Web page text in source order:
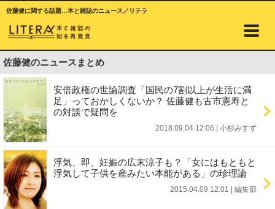
佐藤健に関する話題…本と雑誌のニュース／リテラ
佐藤健のニュースまとめ
安倍政権の世論調査「国民の7割以上が生活に満
足」っておかしくないか？ 佐藤健も古市憲寿と
の対談で疑問を
2018.09.04 12:06 小杉みすず
浮気、即、妊娠の広末涼子も？「女にはもともと
浮気して子供を産みたい本能がある」の珍理論
2015.04.09 12:01 編集部